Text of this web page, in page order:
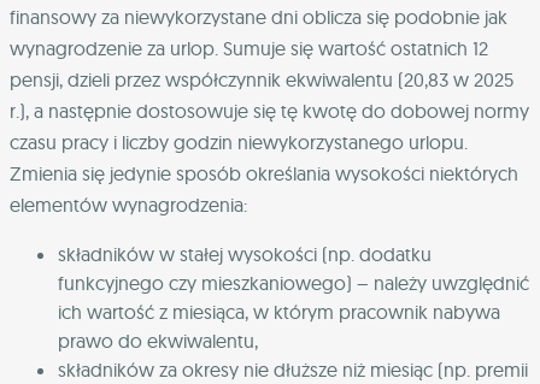
finansowy za niewykorzystane dni oblicza się podobnie jak
wynagrodzenie za urlop. Sumuje się wartość ostatnich 12
pensji, dzieli przez współczynnik ekwiwalentu (20,83 w 2025
r.), a następnie dostosowuje się tę kwotę do dobowej normy
czasu pracy i liczby godzin niewykorzystanego urlopu.
Zmienia się jedynie sposób określania wysokości niektórych
elementów wynagrodzenia:
składników w stałej wysokości (np. dodatku
funkcyjnego czy mieszkaniowego) – należy uwzględnić
ich wartość z miesiąca, w którym pracownik nabywa
prawo do ekwiwalentu,
składników za okresy nie dłuższe niż miesiąc (np. premii